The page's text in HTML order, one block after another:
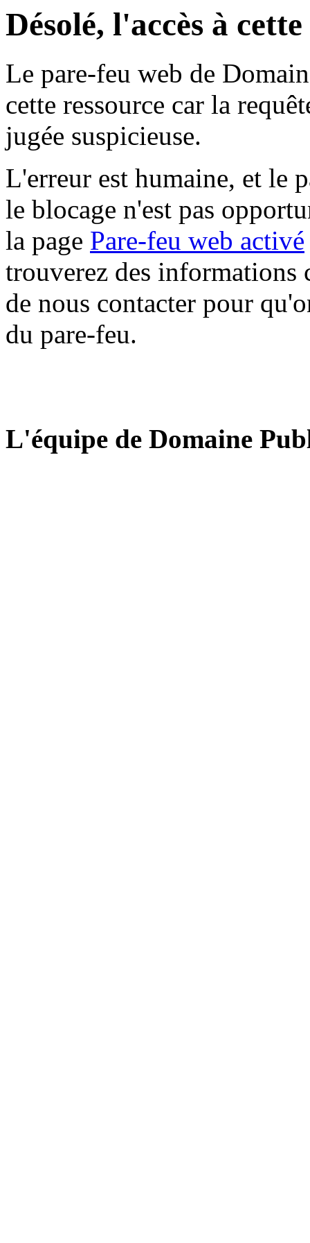
Désolé, l'accès à
Le pare-feu web de
cette ressource car la
jugée suspicieuse.
L'erreur est humaine, et le
le blocage n'est pas
la page Pare-feu web activé
trouverez des informations
de nous contacter pour
du pare-feu.
L'équipe de Domaine